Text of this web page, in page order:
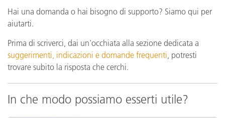
Hai una domanda o hai bisogno di supporto? Siamo qui per
aiutarti.
Prima di scriverci, dai un'occhiata alla sezione dedicata a
suggerimenti, indicazioni e domande frequenti, potresti
trovare subito la risposta che cerchi.
In che modo possiamo esserti utile?